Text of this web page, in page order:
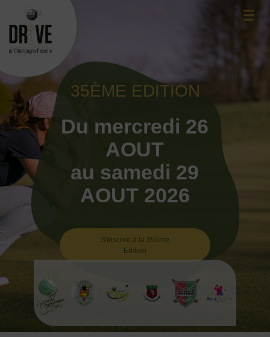
content
☰
35ÈME EDITION
Du mercredi 26
AOUT
au samedi 29
AOUT 2026
S'inscrire à la 35ème
Edition